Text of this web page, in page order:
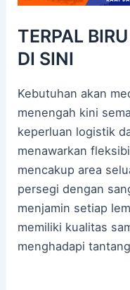
TERPAL
DI SINI
Kebutuhan akan
menengah kini
keperluan logistik
menawarkan
mencakup area
persegi dengan
menjamin setiap
memiliki kualitas
menghadapi